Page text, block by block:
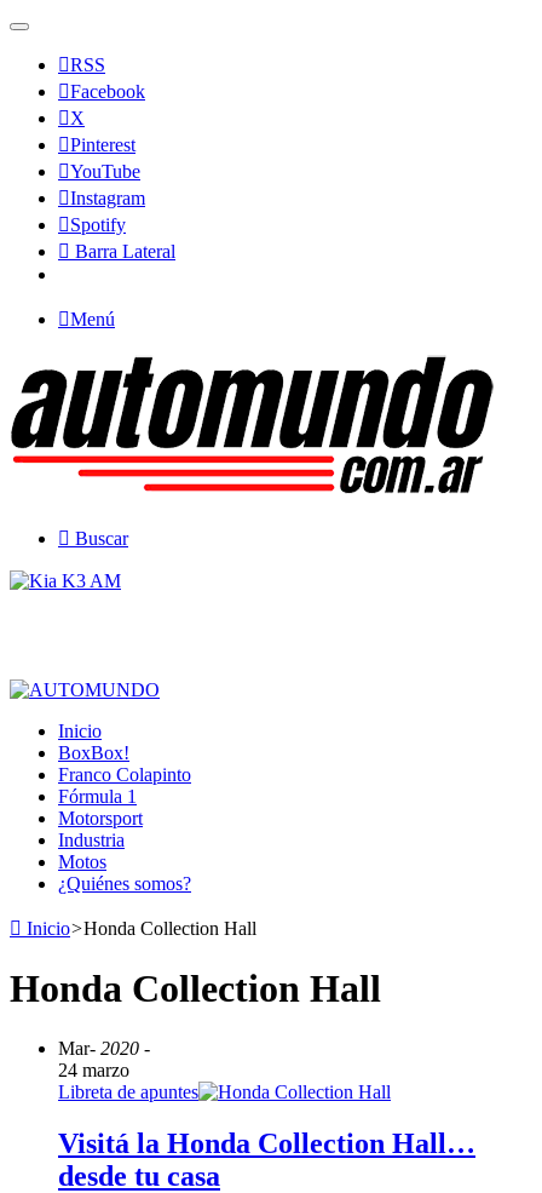
RSS
Facebook
X
Pinterest
YouTube
Instagram
Spotify
Barra Lateral
Menú
Buscar
Inicio
BoxBox!
Franco Colapinto
Fórmula 1
Motorsport
Industria
Motos
¿Quiénes somos?
Inicio>Honda Collection Hall
Honda Collection Hall
Mar- 2020 -
24 marzo
Libreta de apuntes
Visitá la Honda Collection Hall…
desde tu casa